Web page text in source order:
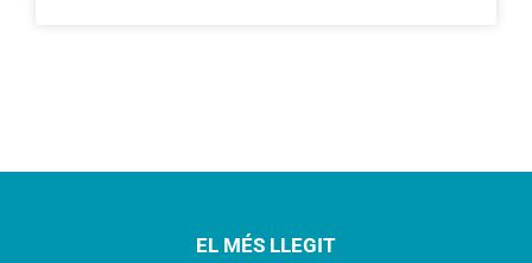
EL MÉS LLEGIT